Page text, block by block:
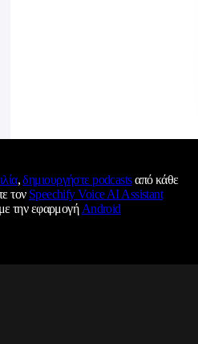
,δημιουργήστε podcastsαπό κάθε
τον Speechify Voice AI Assistant
την εφαρμογήAndroid